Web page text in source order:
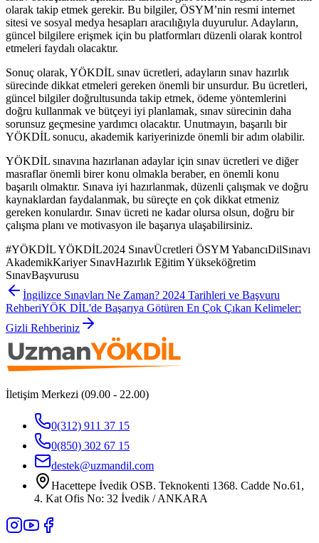
olarak takip etmek gerekir. Bu bilgiler, ÖSYM’nin resmi internet
sitesi ve sosyal medya hesapları aracılığıyla duyurulur. Adayların,
güncel bilgilere erişmek için bu platformları düzenli olarak kontrol
etmeleri faydalı olacaktır.
Sonuç olarak, YÖKDİL sınav ücretleri, adayların sınav hazırlık
sürecinde dikkat etmeleri gereken önemli bir unsurdur. Bu ücretleri,
güncel bilgiler doğrultusunda takip etmek, ödeme yöntemlerini
doğru kullanmak ve bütçeyi iyi planlamak, sınav sürecinin daha
sorunsuz geçmesine yardımcı olacaktır. Unutmayın, başarılı bir
YÖKDİL sonucu, akademik kariyerinizde önemli bir adım olabilir.
YÖKDİL sınavına hazırlanan adaylar için sınav ücretleri ve diğer
masraflar önemli birer konu olmakla beraber, en önemli konu
başarılı olmaktır. Sınava iyi hazırlanmak, düzenli çalışmak ve doğru
kaynaklardan faydalanmak, bu süreçte en çok dikkat etmeniz
gereken konulardır. Sınav ücreti ne kadar olursa olsun, doğru bir
çalışma planı ve motivasyon ile başarıya ulaşabilirsiniz.
#YÖKDİL YÖKDİL2024 SınavÜcretleri ÖSYM YabancıDilSınavı
AkademikKariyer SınavHazırlık Eğitim Yükseköğretim
SınavBaşvurusu
İngilizce Sınavları Ne Zaman? 2024 Tarihleri ve Başvuru
RehberiYÖK DİL'de Başarıya Götüren En Çok Çıkan Kelimeler:
Gizli Rehberiniz
İletişim Merkezi (09.00 - 22.00)
0(312) 911 37 15
0(850) 302 67 15
destek@uzmandil.com
Hacettepe İvedik OSB. Teknokenti 1368. Cadde No.61,
4. Kat Ofis No: 32 İvedik / ANKARA